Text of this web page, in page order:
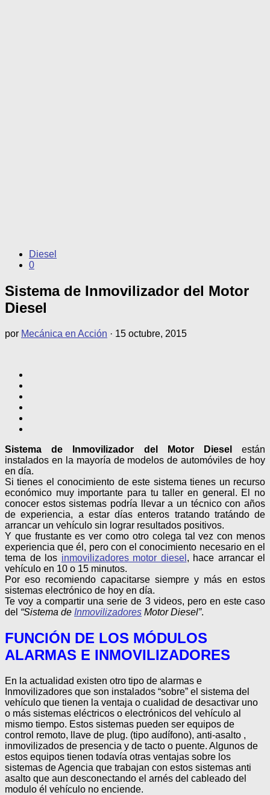
Diesel
0
Sistema de Inmovilizador del Motor
Diesel
por Mecánica en Acción · 15 octubre, 2015
Sistema de Inmovilizador del Motor Diesel
están
instalados en la mayoría de modelos de automóviles de hoy
en día.
Si tienes el conocimiento de este sistema tienes un recurso
económico muy importante para tu taller en general. El no
conocer estos sistemas podría llevar a un técnico con años
de experiencia, a estar días enteros tratando tratándo de
arrancar un vehículo sin lograr resultados positivos.
Y que frustante es ver como otro colega tal vez con menos
experiencia que él, pero con el conocimiento necesario en el
tema de los inmovilizadores motor diesel , hace arrancar el
vehículo en 10 o 15 minutos.
Por eso recomiendo capacitarse siempre y más en estos
sistemas electrónico de hoy en día.
Te voy a compartir una serie de 3 videos, pero en este caso
del “Sistema de Inmovilizadores Motor Diesel”.
FUNCIÓN DE LOS MÓDULOS
ALARMAS E INMOVILIZADORES
En la actualidad existen otro tipo de alarmas e
Inmovilizadores que son instalados “sobre” el sistema del
vehículo que tienen la ventaja o cualidad de desactivar uno
o más sistemas eléctricos o electrónicos del vehículo al
mismo tiempo. Estos sistemas pueden ser equipos de
control remoto, llave de plug. (tipo audífono), anti-asalto ,
inmovilizados de presencia y de tacto o puente. Algunos de
estos equipos tienen todavía otras ventajas sobre los
sistemas de Agencia que trabajan con estos sistemas anti
asalto que aun desconectando el arnés del cableado del
modulo él vehículo no enciende.